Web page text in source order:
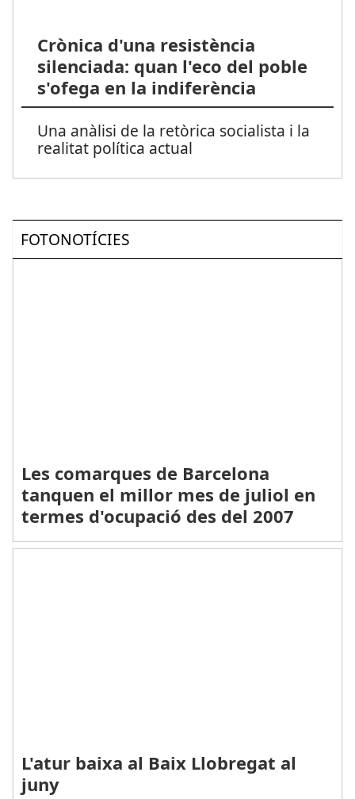
Crònica d'una resistència
silenciada: quan l'eco del poble
s'ofega en la indiferència
Una anàlisi de la retòrica socialista i la
realitat política actual
FOTONOTÍCIES
Les comarques de Barcelona
tanquen el millor mes de juliol en
termes d'ocupació des del 2007
L'atur baixa al Baix Llobregat al
juny